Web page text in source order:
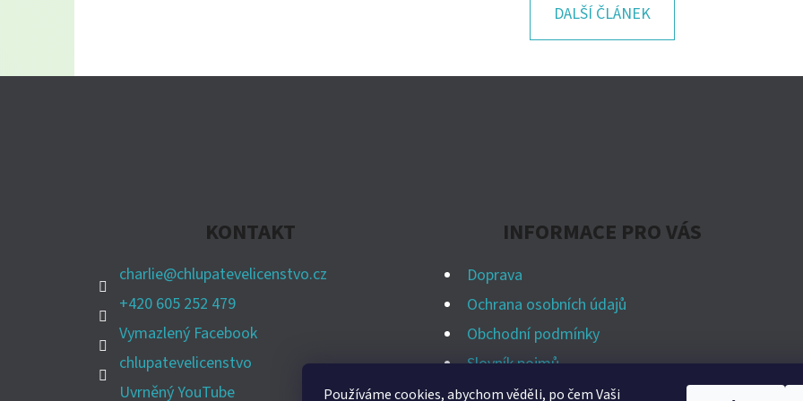
Používáme cookies, abychom věděli, po čem Vaši
DALŠÍ ČLÁNEK
KONTAKT
charlie@chlupatevelicenstvo.cz
+420 605 252 479
Vymazlený Facebook
chlupatevelicenstvo
Uvrněný YouTube
INFORMACE PRO VÁS
Doprava
Ochrana osobních údajů
Obchodní podmínky
Slovník pojmů
Kontakt